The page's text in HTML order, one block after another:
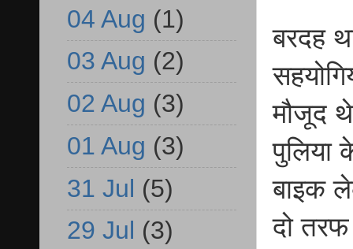
बरदह
मौजूद
पुलिया
बाइक
दो
04 Aug (1)
03 Aug (2)
02 Aug (3)
01 Aug (3)
31 Jul (5)
29 Jul (3)